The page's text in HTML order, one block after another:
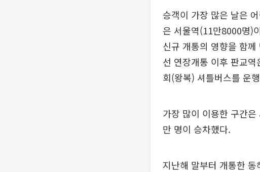
승객이 가장 많은 날은
은 서울역(11만8000명)
신규 개통의 영향을 함
선 연장개통 이후 판교
회(왕복) 셔틀버스를 운
가장 많이 이용한 구간
만 명이 승차했다.
지난해 말부터 개통한